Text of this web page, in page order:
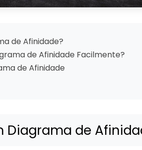
de Afinidade?
de Afinidade Facilmente?
de Afinidade
Diagrama de